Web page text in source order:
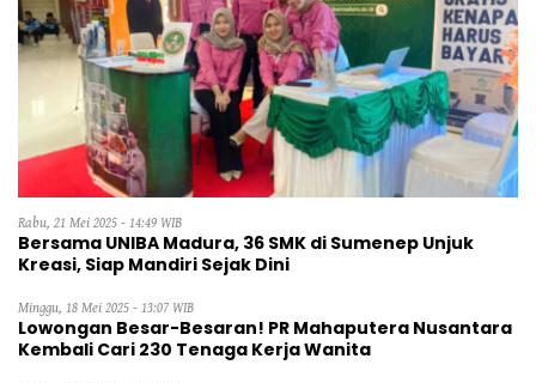
Rabu, 21 Mei 2025 - 14:49 WIB
Bersama UNIBA Madura, 36 SMK di Sumenep Unjuk
Kreasi, Siap Mandiri Sejak Dini
Minggu, 18 Mei 2025 - 13:07 WIB
Lowongan Besar-Besaran! PR Mahaputera Nusantara
Kembali Cari 230 Tenaga Kerja Wanita